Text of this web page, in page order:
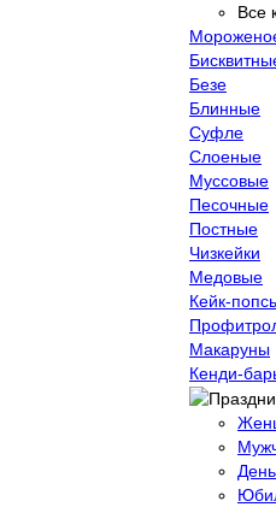
Все
Безе
Блинные
Суфле
Слоеные
Муссовые
Песочные
Постные
Чизкейки
Медовые
Кейк-
Макаруны
Кенди-